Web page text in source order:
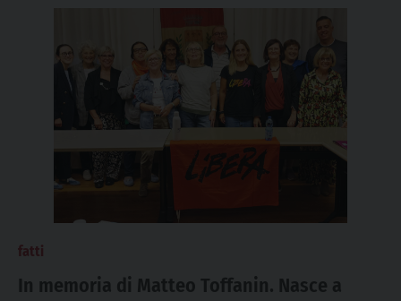
fatti
In memoria di Matteo Toffanin. Nasce a